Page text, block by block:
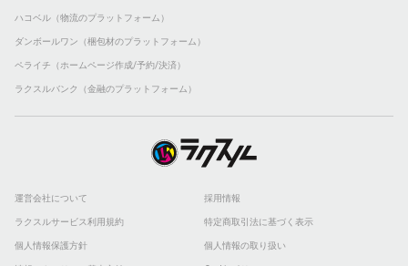
ハコベル（物流のプラットフォーム）
ダンボールワン（梱包材のプラットフォーム）
ペライチ（ホームページ作成/予約/決済）
ラクスルバンク（金融のプラットフォーム）
運営会社について 採用情報
ラクスルサービス利用規約 特定商取引法に基づく表示
個人情報保護方針 個人情報の取り扱い